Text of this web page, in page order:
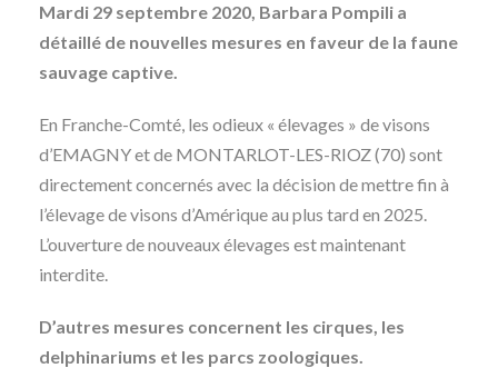
Mardi 29 septembre 2020, Barbara Pompili a
détaillé de nouvelles mesures en faveur de la faune
sauvage captive.
En Franche-Comté, les odieux « élevages » de visons
d’EMAGNY et de MONTARLOT-LES-RIOZ (70) sont
directement concernés avec la décision de mettre fin à
l’élevage de visons d’Amérique au plus tard en 2025.
L’ouverture de nouveaux élevages est maintenant
interdite.
D’autres mesures concernent les cirques, les
delphinariums et les parcs zoologiques.